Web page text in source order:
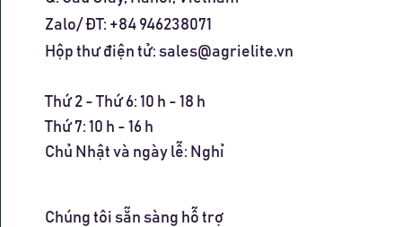
Zalo/ ĐT: +84 946238071
Hộp thư điện tử:sales@agrielite.vn
Thứ 2 - Thứ 6: 10 h - 18 h
​​Thứ 7: 10 h - 16 h
​Chủ Nhật và ngày lễ: Nghỉ
Chúng tôi sẵn sàng hỗ trợ